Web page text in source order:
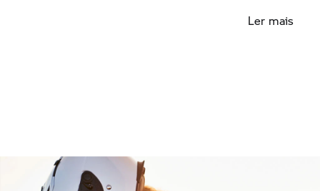
para guardares o que precisas de ter mesmo à
Ler mais